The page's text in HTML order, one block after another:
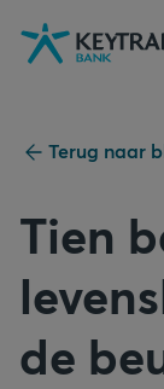
Naar
navigatie
Naar
aanmelden
Naar
inhoud
Terug naar
Tien
de